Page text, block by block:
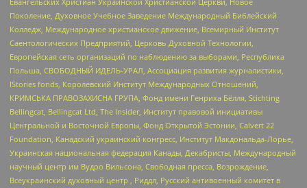
Поколение, Духовное Учебное Заведение Международный Библейский
Колледж, Международное христианское движение, Всемирный Институт
Саентологических Предприятий, Церковь Духовной Технологии,
Европейская сеть организаций по наблюдению за выборами, Республика
Польша, СВОБОДНЫЙ ИДЕЛЬ-УРАЛ, Ассоциация развития журналистики,
IStories fonds, Королевский Институт Международных Отношений,
КРИМСЬКА ПРАВОЗАХИСНА ГРУПА, Фонд имени Генриха Бёлля, Stichting
Bellingcat, Bellingcat Ltd, The Insider, Институт правовой инициативы
Центральной и Восточной Европы, Фонд Открытой Эстонии, Calvert 22
Foundation, Канадский украинский конгресс, Институт Макдональда-Лорье,
Украинская национальная федерация Канады, Декабристы, Международный
научный центр им Вудро Вильсона, Свободная пресса, Возрождение,
Всеукраинский духовный центр , Риддл, Русский антивоенный комитет в